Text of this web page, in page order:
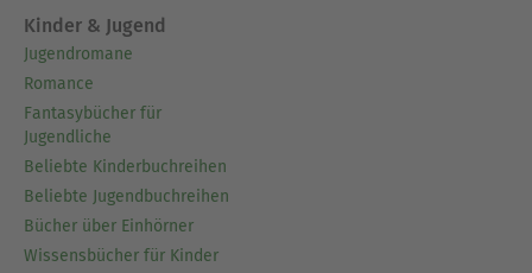
Kinder & Jugend
Jugendromane
Romance
Fantasybücher für
Jugendliche
Beliebte Kinderbuchreihen
Beliebte Jugendbuchreihen
Bücher über Einhörner
Wissensbücher für Kinder